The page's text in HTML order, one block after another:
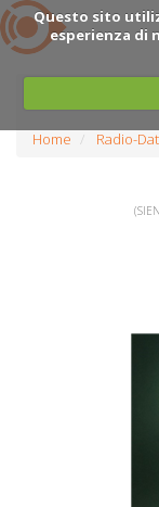
Questo sito
esperienza di
Home Radio-